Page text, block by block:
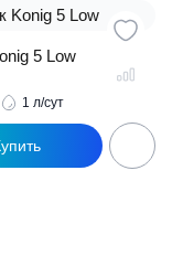
5 Low
1 л/сут